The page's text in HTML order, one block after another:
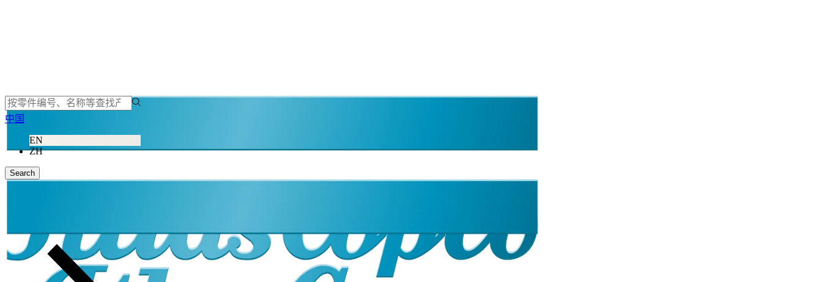
中国
EN
ZH
Search